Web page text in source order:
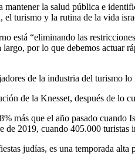
mantener la salud pública e
el turismo y la rutina de la vida
está “eliminando las
por lo que debemos actuar
de la industria del turismo lo
de la Knesset, después de lo
más que el año pasado cuando
2019, cuando 405.000 turistas
judías, es una temporada alta